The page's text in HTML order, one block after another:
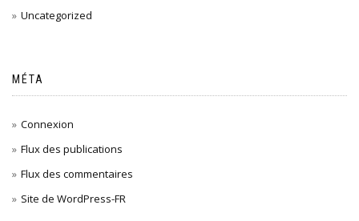
Uncategorized
MÉTA
Connexion
Flux des publications
Flux des commentaires
Site de WordPress-FR